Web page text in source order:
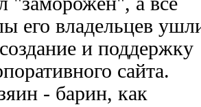
его владельцев
и поддержку
сайта.
- барин, как